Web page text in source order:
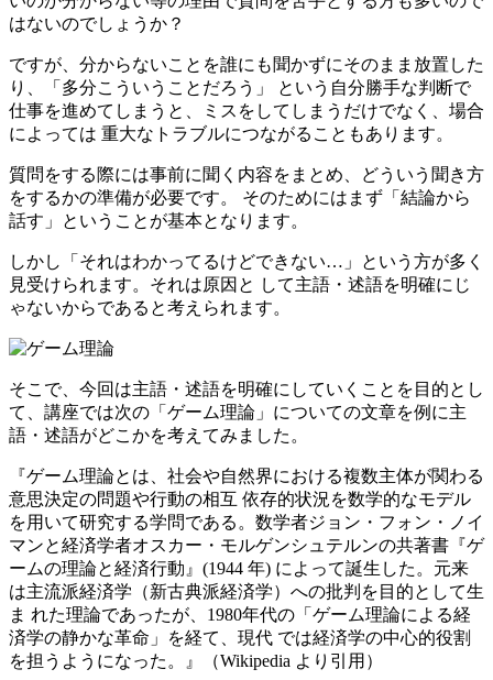
はないのでしょうか？
ですが、分からないことを誰にも聞かずにそのまま放置した
り、「多分こういうことだろう」 という自分勝手な判断で
仕事を進めてしまうと、ミスをしてしまうだけでなく、場合
によっては 重大なトラブルにつながることもあります。
質問をする際には事前に聞く内容をまとめ、どういう聞き方
をするかの準備が必要です。 そのためにはまず「結論から
話す」ということが基本となります。
しかし「それはわかってるけどできない…」という方が多く
見受けられます。それは原因と して主語・述語を明確にじ
ゃないからであると考えられます。
そこで、今回は主語・述語を明確にしていくことを目的とし
て、講座では次の「ゲーム理論」についての文章を例に主
語・述語がどこかを考えてみました。
『ゲーム理論とは、社会や自然界における複数主体が関わる
意思決定の問題や行動の相互 依存的状況を数学的なモデル
を用いて研究する学問である。数学者ジョン・フォン・ノイ
マンと経済学者オスカー・モルゲンシュテルンの共著書『ゲ
ームの理論と経済行動』(1944 年) によって誕生した。元来
は主流派経済学（新古典派経済学）への批判を目的として生
ま れた理論であったが、1980年代の「ゲーム理論による経
済学の静かな革命」を経て、現代 では経済学の中心的役割
を担うようになった。』（Wikipedia より引用）